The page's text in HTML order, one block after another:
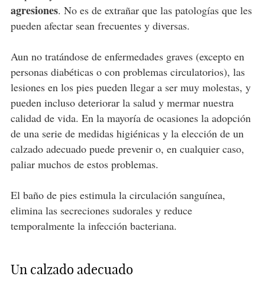
agresiones. No es de extrañar que las patologías que les
pueden afectar sean frecuentes y diversas.
Aun no tratándose de enfermedades graves (excepto en
personas diabéticas o con problemas circulatorios), las
lesiones en los pies pueden llegar a ser muy molestas, y
pueden incluso deteriorar la salud y mermar nuestra
calidad de vida. En la mayoría de ocasiones la adopción
de una serie de medidas higiénicas y la elección de un
calzado adecuado puede prevenir o, en cualquier caso,
paliar muchos de estos problemas.
El baño de pies estimula la circulación sanguínea,
elimina las secreciones sudorales y reduce
temporalmente la infección bacteriana.
Un calzado adecuado